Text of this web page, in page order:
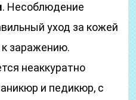
. Несоблюдение
уход за кожей
к заражению.
неаккуратно
и педикюр, с